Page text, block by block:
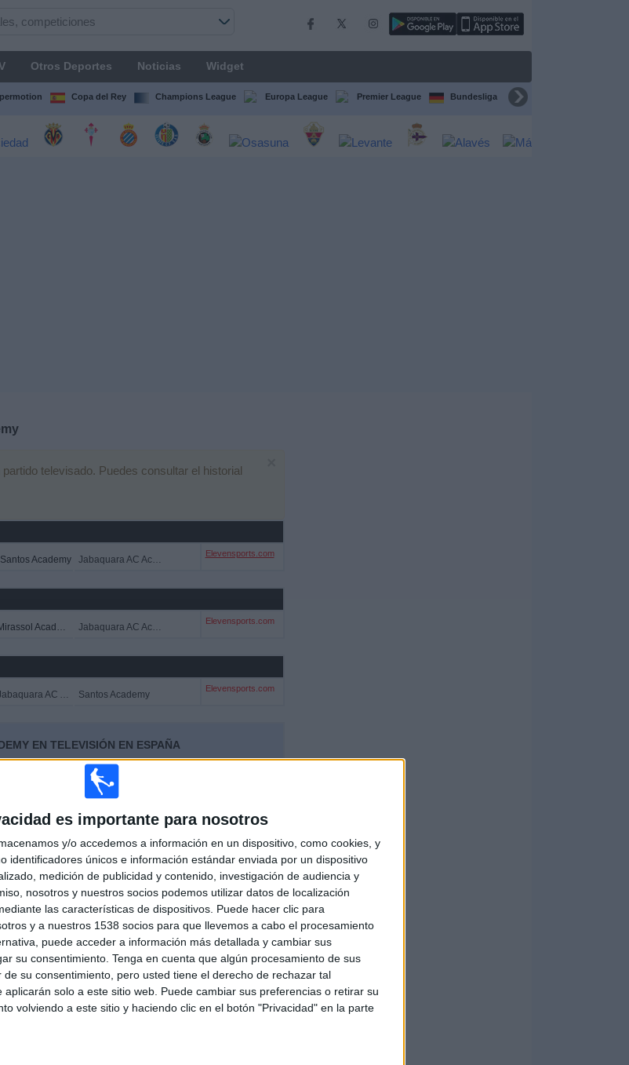
es importante para nosotros
y/o accedemos a información en un dispositivo, como cookies, y
identificadores únicos e información estándar enviada por un dispositivo
medición de publicidad y contenido, investigación de audiencia y
nosotros y nuestros socios podemos utilizar datos de localización
las características de dispositivos. Puede hacer clic para
y a nuestros 1538 socios para que llevemos a cabo el procesamiento
puede acceder a información más detallada y cambiar sus
su consentimiento. Tenga en cuenta que algún procesamiento de sus
su consentimiento, pero usted tiene el derecho de rechazar tal
solo a este sitio web. Puede cambiar sus preferencias o retirar su
volviendo a este sitio y haciendo clic en el botón "Privacidad" en la parte
Otros Deportes Noticias Widget
Copa del Rey Champions League Europa League Premier League Bundesliga Supercopa de España
televisado. Puedes consultar el historial
Santos Academy Jabaquara AC Academy
Elevensports.com
Mirassol Academy Jabaquara AC Academy
Elevensports.com
Jabaquara AC Academy Santos Academy
Elevensports.com
EN TELEVISIÓN EN ESPAÑA
de cuándo y dónde se televisan los partidos de
dar los siguientes datos:
ÚLTIMO PARTIDO EN ABIERTO
Santos Academy - Jabaquara AC
Academy
29/06/2022 Paulista Sub-20 por
Elevensports.com
TOTAL
1
CANALES TV
1499
SIN PARTIDO
0
CONSECUTIVOS